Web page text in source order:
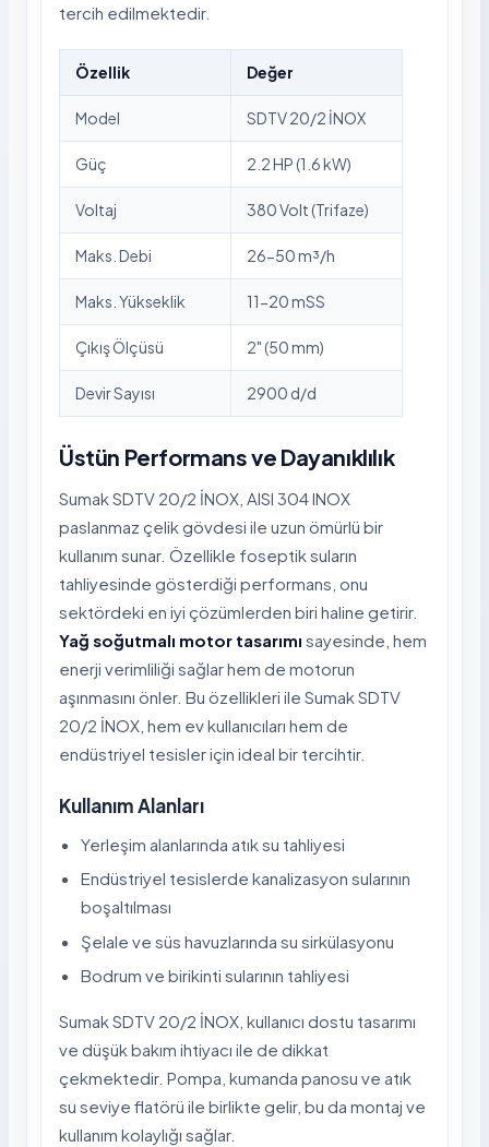
tercih edilmektedir.
Özellik Değer
Model SDTV 20/2 İNOX
Güç 2.2 HP (1.6 kW)
Voltaj 380 Volt (Trifaze)
Maks. Debi 26-50 m³/h
Maks. Yükseklik 11-20 mSS
Çıkış Ölçüsü 2" (50 mm)
Devir Sayısı 2900 d/d
Üstün Performans ve Dayanıklılık
Sumak SDTV 20/2 İNOX, AISI 304 INOX
paslanmaz çelik gövdesi ile uzun ömürlü bir
kullanım sunar. Özellikle foseptik suların
tahliyesinde gösterdiği performans, onu
sektördeki en iyi çözümlerden biri haline getirir.
Yağ soğutmalı motor tasarımı sayesinde, hem
enerji verimliliği sağlar hem de motorun
aşınmasını önler. Bu özellikleri ile Sumak SDTV
20/2 İNOX, hem ev kullanıcıları hem de
endüstriyel tesisler için ideal bir tercihtir.
Kullanım Alanları
Yerleşim alanlarında atık su tahliyesi
Endüstriyel tesislerde kanalizasyon sularının
boşaltılması
Şelale ve süs havuzlarında su sirkülasyonu
Bodrum ve birikinti sularının tahliyesi
Sumak SDTV 20/2 İNOX, kullanıcı dostu tasarımı
ve düşük bakım ihtiyacı ile de dikkat
çekmektedir. Pompa, kumanda panosu ve atık
su seviye flatörü ile birlikte gelir, bu da montaj ve
kullanım kolaylığı sağlar.